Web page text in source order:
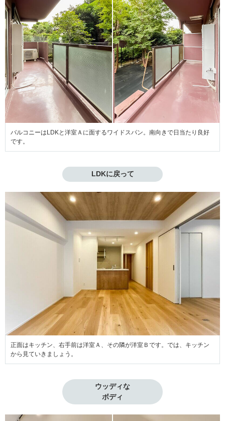
バルコニーはLDKと洋室Ａに面するワイドスパン。南向きで日当たり良好
です。
LDKに戻って
正面はキッチン、右手前は洋室Ａ、その隣が洋室Ｂです。では、キッチン
から見ていきましょう。
ウッディな
ボディ